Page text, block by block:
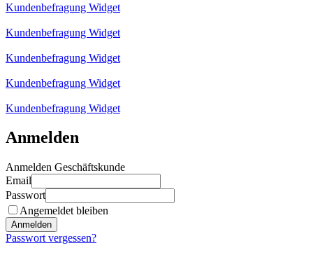
Kundenbefragung Widget
Kundenbefragung Widget
Kundenbefragung Widget
Kundenbefragung Widget
Kundenbefragung Widget
Anmelden
Anmelden Geschäftskunde
Email
Passwort
Angemeldet bleiben
Anmelden
Passwort vergessen?